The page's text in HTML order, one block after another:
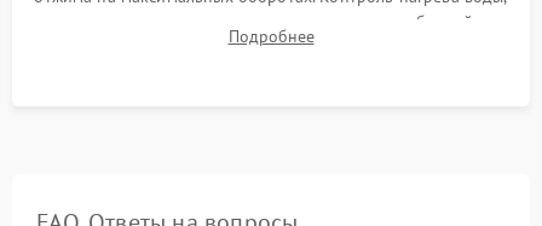
корректности слива, отсутствия излишних вибраций,
посторонних стуков и протечек под корпусом.
Подробнее